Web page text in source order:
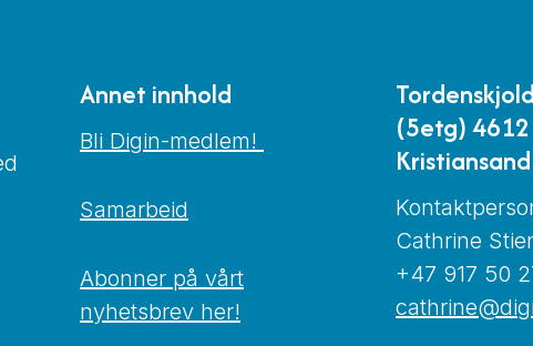
Annet innhold
Bli Digin-medlem!
Samarbeid
Abonner på vårt
nyhetsbrev her!
(5etg) 4612
Kristiansand
Cathrine
+47 917 50